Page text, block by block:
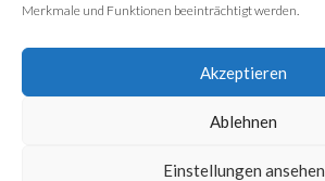
Merkmale und Funktionen beeinträchtigt werden.
Akzeptieren
Ablehnen
Einstellungen ansehen
Home
Datenschutzerklärung
Impressum
Cookie-Richtlinie (EU)